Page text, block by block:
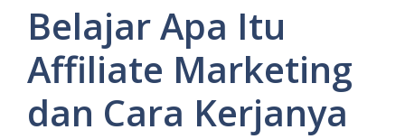
Belajar Apa Itu
Affiliate Marketing
dan Cara Kerjanya